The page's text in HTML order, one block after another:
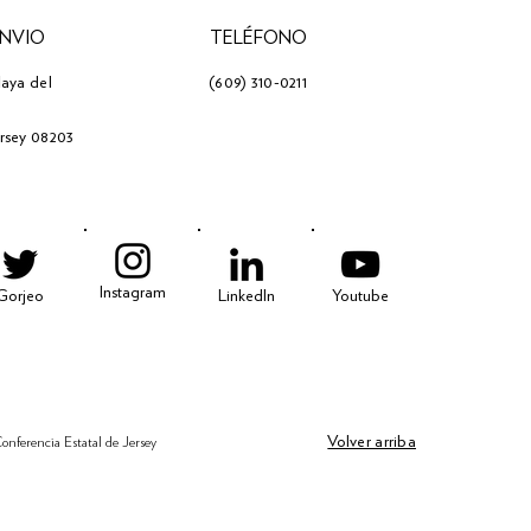
del
08203
TELÉFONO
(609) 310-0211
Instagram LinkedIn Youtube
Estatal de Jersey Volver arriba